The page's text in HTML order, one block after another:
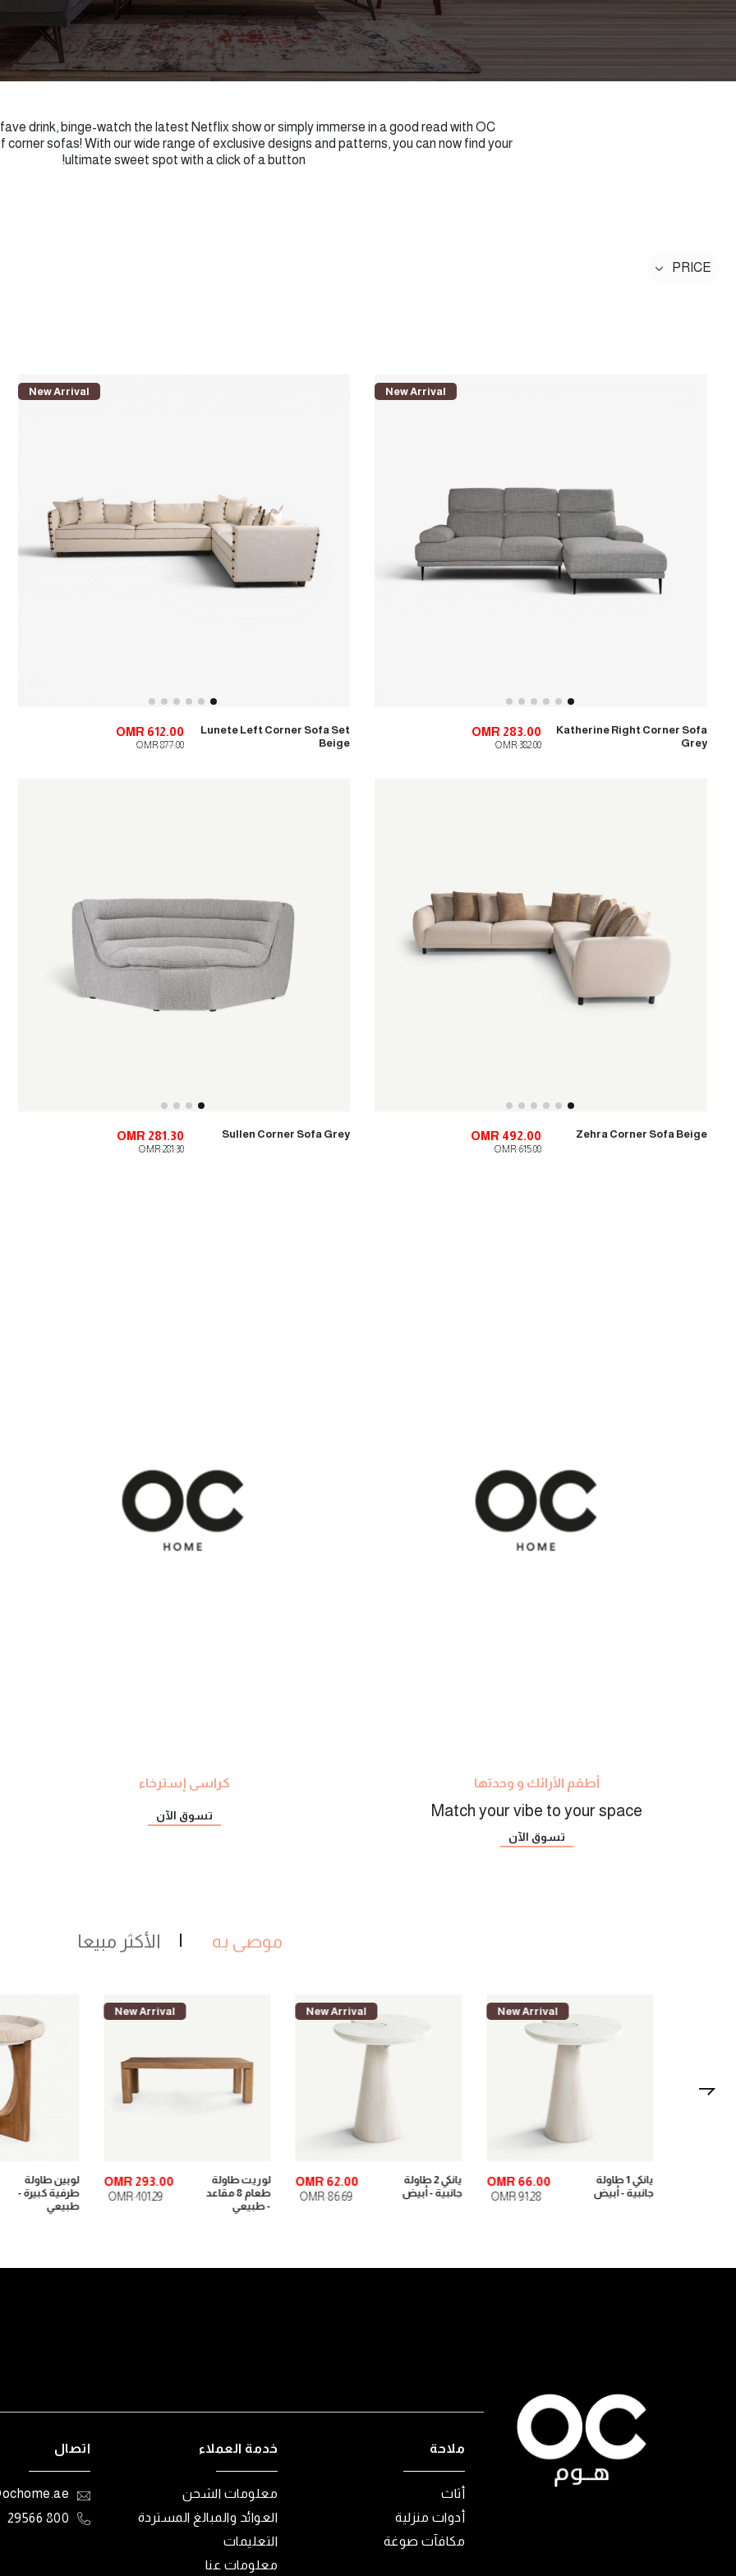
drink, binge-watch the latest Netflix show or simply immerse in a good read with OC
corner sofas! With our wide range of exclusive designs and patterns, you can now find your
ultimate sweet spot with a click of a button!
PRICE
New Arrival
Katherine Right Corner Sofa
Grey
OMR 283.00
OMR 382.00
New Arrival
Lunete Left Corner Sofa Set
Beige
OMR 612.00
OMR 877.00
Zehra Corner Sofa Beige
OMR 492.00
OMR 615.00
Sullen Corner Sofa Grey
OMR 281.30
OMR 281.30
أطقم الأرائك و وحدتها
Match your vibe to your space
تسوق الآن
كراسى إسترخاء
تسوق الآن
موصى به
New Arrival
يانكي 2 طاولة
جانبية - أبيض
OMR 62.00
OMR 86.69
New Arrival
لوريت طاولة
طعام 8 مقاعد
OMR 293.00
OMR 401.29
New Arrival
لوبين طاولة
طرفية كبيرة -
طبيعي
OMR 73.00
OMR 92.00
لوبين طاولة
قهوة - طبيعي
الأكثر مبيعا
ملاحة
أثاث
أدوات منزلية
مكافآت صوغة
خدمة العملاء
معلومات الشحن
العوائد والمبالغ المستردة
التعليمات
معلومات عنا
اتصال
800 29566